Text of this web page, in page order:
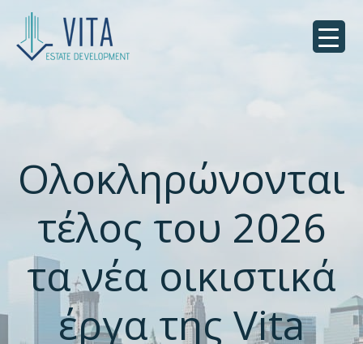
Ολοκληρώνονται
τέλος του 2026
τα νέα οικιστικά
έργα της Vita